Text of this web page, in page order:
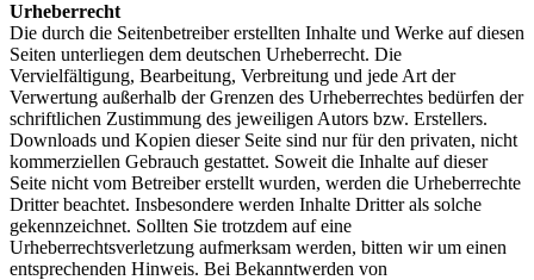
Urheberrecht
Die durch die Seitenbetreiber erstellten Inhalte und Werke auf diesen
Seiten unterliegen dem deutschen Urheberrecht. Die
Vervielfältigung, Bearbeitung, Verbreitung und jede Art der
Verwertung außerhalb der Grenzen des Urheberrechtes bedürfen der
schriftlichen Zustimmung des jeweiligen Autors bzw. Erstellers.
Downloads und Kopien dieser Seite sind nur für den privaten, nicht
kommerziellen Gebrauch gestattet. Soweit die Inhalte auf dieser
Seite nicht vom Betreiber erstellt wurden, werden die Urheberrechte
Dritter beachtet. Insbesondere werden Inhalte Dritter als solche
gekennzeichnet. Sollten Sie trotzdem auf eine
Urheberrechtsverletzung aufmerksam werden, bitten wir um einen
entsprechenden Hinweis. Bei Bekanntwerden von